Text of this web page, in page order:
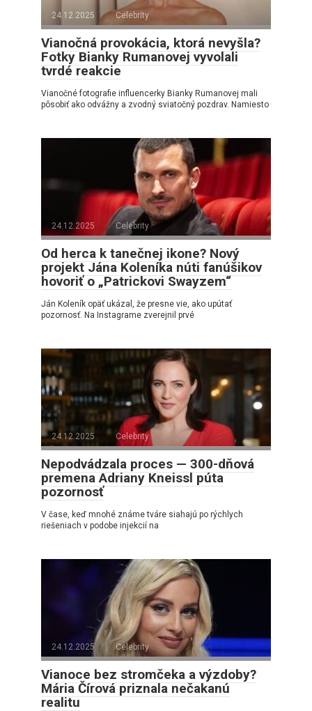
24.12.2025 Celebrity
Vianočná provokácia, ktorá nevyšla?
Fotky Bianky Rumanovej vyvolali
tvrdé reakcie
Vianočné fotografie influencerky Bianky Rumanovej mali
pôsobiť ako odvážny a zvodný sviatočný pozdrav. Namiesto
24.12.2025 Celebrity
Od herca k tanečnej ikone? Nový
projekt Jána Koleníka núti fanúšikov
hovoriť o „Patrickovi Swayzem“
Ján Koleník opäť ukázal, že presne vie, ako upútať
pozornosť. Na Instagrame zverejnil prvé
24.12.2025 Celebrity
Nepodvádzala proces — 300-dňová
premena Adriany Kneissl púta
pozornosť
V čase, keď mnohé známe tváre siahajú po rýchlych
riešeniach v podobe injekcií na
24.12.2025 Celebrity
Vianoce bez stromčeka a výzdoby?
Mária Čírová priznala nečakanú
realitu